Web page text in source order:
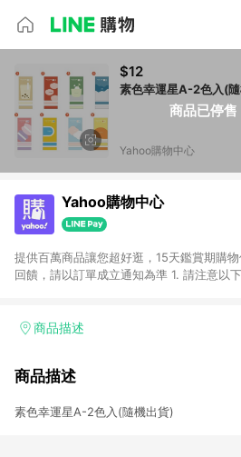
商品已停售
$12
素色幸運星A-2色入(
Yahoo購物中心
Yahoo購物中心
提供百萬商品讓您超好逛，15天鑑賞期購
回饋，請以訂單成立通知為準 1. 請注意以下品類商品均無回饋：
電玩/遊戲/相機/單眼/鏡頭/拍立得 [2024/
的購回饋活動享Yahoo超贈點回饋者 - 購物
3. 訂單回饋金額將扣除運費/購物金/超贈點
商品描述
商品描述
素色幸運星A-2色入(隨機出貨)